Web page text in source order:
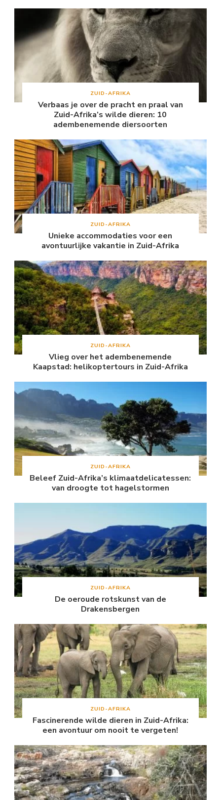
ZUID-AFRIKA
Verbaas je over de pracht en praal van
Zuid-Afrika’s wilde dieren: 10
adembenemende diersoorten
ZUID-AFRIKA
Unieke accommodaties voor een
avontuurlijke vakantie in Zuid-Afrika
ZUID-AFRIKA
Vlieg over het adembenemende
Kaapstad: helikoptertours in Zuid-Afrika
ZUID-AFRIKA
Beleef Zuid-Afrika’s klimaatdelicatessen:
van droogte tot hagelstormen
ZUID-AFRIKA
De oeroude rotskunst van de
Drakensbergen
ZUID-AFRIKA
Fascinerende wilde dieren in Zuid-Afrika:
een avontuur om nooit te vergeten!